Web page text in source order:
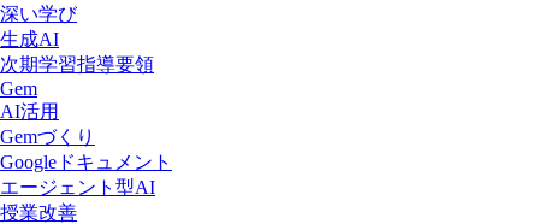
深い学び
生成AI
次期学習指導要領
Gem
AI活用
Gemづくり
Googleドキュメント
エージェント型AI
授業改善